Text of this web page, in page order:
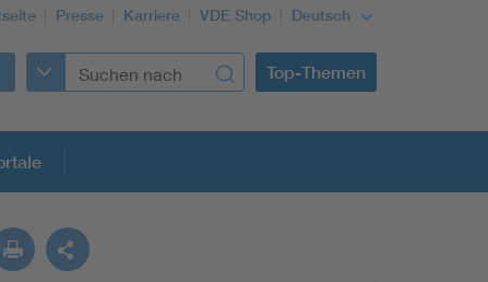
Presse Karriere VDE Shop Deutsch
Top-Themen